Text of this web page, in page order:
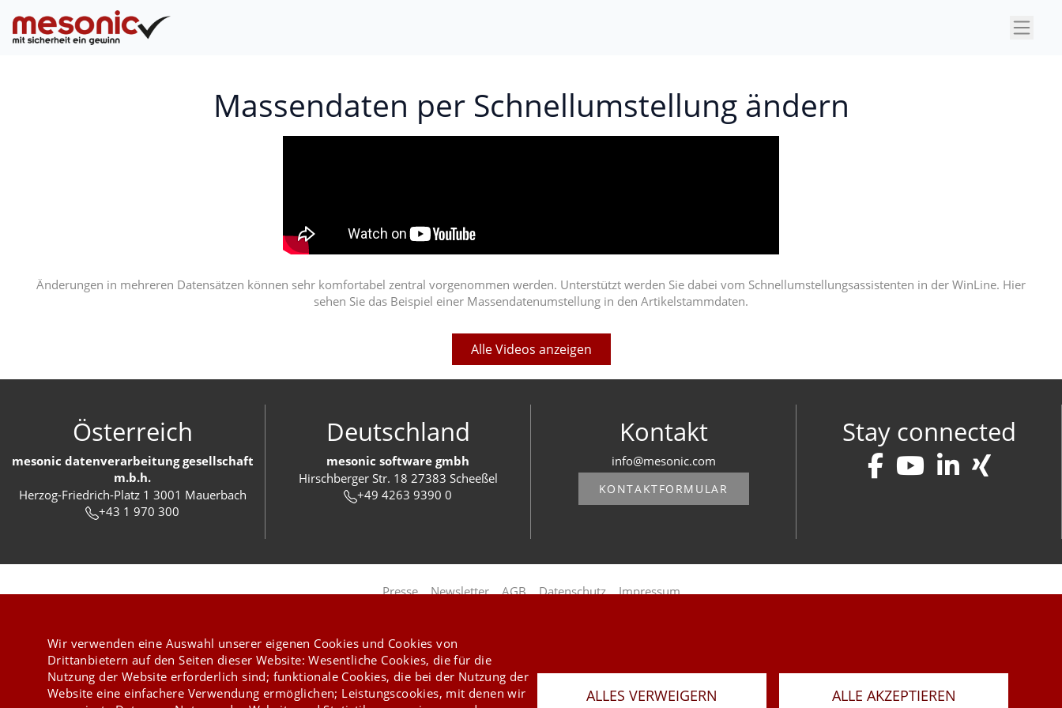
×
Massendaten per Schnellumstellung ändern
Änderungen in mehreren Datensätzen können sehr komfortabel zentral vorgenommen werden. Unterstützt werden Sie dabei vom Schnellumstellungsassistenten in der WinLine. Hier
sehen Sie das Beispiel einer Massendatenumstellung in den Artikelstammdaten.
Alle Videos anzeigen
Österreich
mesonic datenverarbeitung gesellschaft
m.b.h.
Herzog-Friedrich-Platz 1 3001 Mauerbach
+43 1 970 300
Deutschland
mesonic software gmbh
Hirschberger Str. 18 27383 Scheeßel
+49 4263 9390 0
Kontakt
info@mesonic.com
KONTAKTFORMULAR
Stay connected
Presse Newsletter AGB Datenschutz Impressum
Last Update 06.08.2026
Wir verwenden eine Auswahl unserer eigenen Cookies und Cookies von
Drittanbietern auf den Seiten dieser Website: Wesentliche Cookies, die für die
Nutzung der Website erforderlich sind; funktionale Cookies, die bei der Nutzung der
Website eine einfachere Verwendung ermöglichen; Leistungscookies, mit denen wir
ALLES VERWEIGERN ALLE AKZEPTIEREN